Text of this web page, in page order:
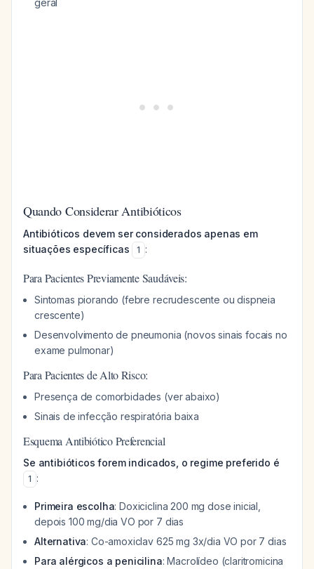
geral
Quando Considerar Antibióticos
Antibióticos devem ser considerados apenas em
situações específicas
1 :
Para Pacientes Previamente Saudáveis:
Sintomas piorando (febre recrudescente ou dispneia
crescente)
Desenvolvimento de pneumonia (novos sinais focais no
exame pulmonar)
Para Pacientes de Alto Risco:
Presença de comorbidades (ver abaixo)
Sinais de infecção respiratória baixa
Esquema Antibiótico Preferencial
Se antibióticos forem indicados, o regime preferido é
1 :
Primeira escolha: Doxiciclina 200 mg dose inicial,
depois 100 mg/dia VO por 7 dias
Alternativa: Co-amoxiclav 625 mg 3x/dia VO por 7 dias
Para alérgicos a penicilina: Macrolídeo (claritromicina